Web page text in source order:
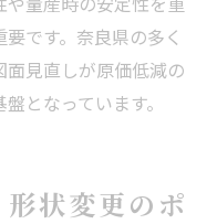
です。奈良県の多く
見直しが原価低減の
となっています。
状変更のポ